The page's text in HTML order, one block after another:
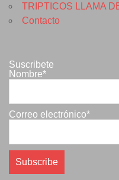
TRIPTICOS LLAMA
Contacto
Suscribete
Nombre*
Correo electrónico*